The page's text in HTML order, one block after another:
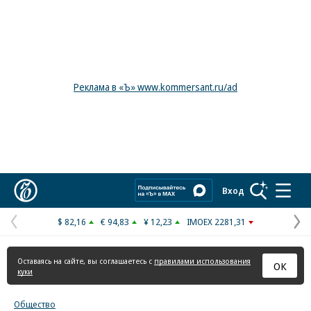
Реклама в «Ъ» www.kommersant.ru/ad
Вход
Предыдущая
страница
$ 82,16 € 94,83 ¥ 12,23 IMOEX 2281,31
Оставаясь на сайте, вы соглашаетесь с правилами использования
куки
ОК
Общество